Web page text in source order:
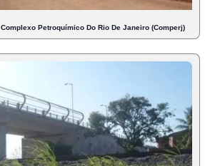
Complexo Petroquímico Do Rio De Janeiro (Comperj)